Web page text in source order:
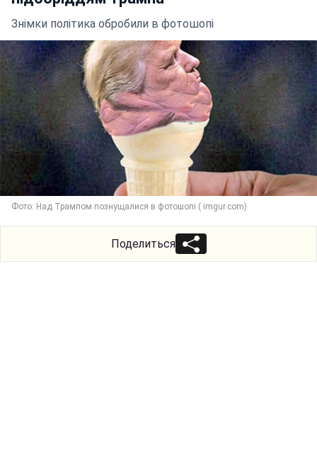
Знімки політика обробили в фотошопі
Фото: Над Трампом познущалися в фотошопі ( imgur.com)
Поделиться